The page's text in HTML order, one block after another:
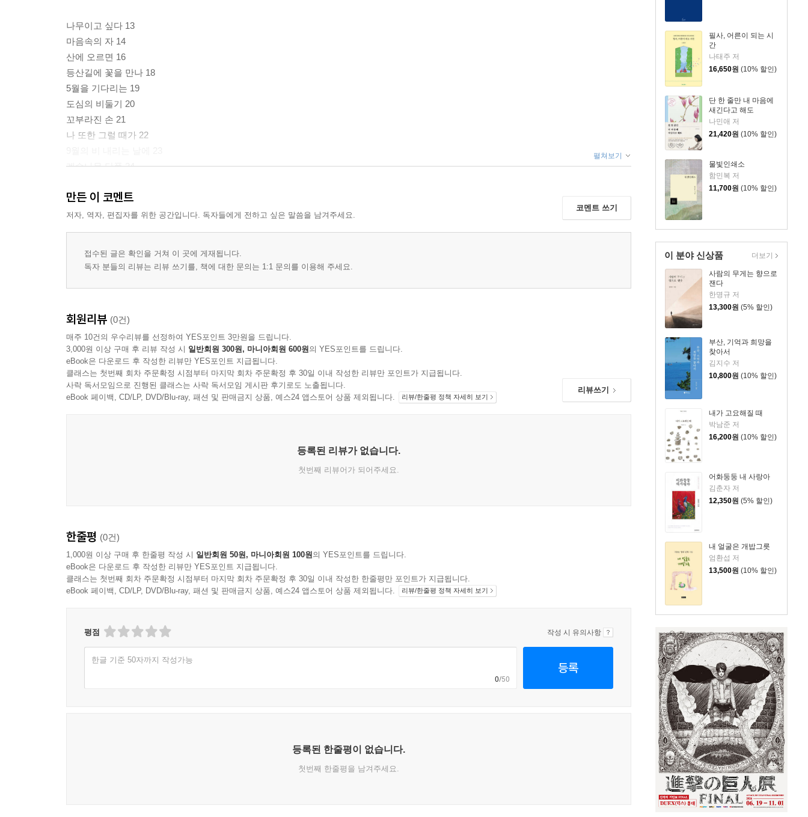
필사, 어른이 되는 시
간
나태주 저
16,650원 (10% 할인)
단 한 줄만 내 마음에
새긴다고 해도
나민애 저
21,420원 (10% 할인)
물빛인쇄소
함민복 저
11,700원 (10% 할인)
이 분야 신상품
사람의 무게는 향으로
잰다
한명규 저
13,300원 (5% 할인)
부산, 기억과 희망을
찾아서
김지수 저
10,800원 (10% 할인)
내가 고요해질 때
박남준 저
16,200원 (10% 할인)
어화둥둥 내 사랑아
김춘자 저
12,350원 (5% 할인)
내 얼굴은 개밥그릇
엄환섭 저
13,500원 (10% 할인)
더보기
나무이고 싶다 13
마음속의 자 14
산에 오르면 16
등산길에 꽃을 만나 18
5월을 기다리는 19
도심의 비둘기 20
꼬부라진 손 21
나 또한 그럴 때가 22
계수나무 단풍 24
나목에 앉은 새 26
호숫가에서 29
봄날 32
민들레 꽃씨 34
숲속에서 35
가을이 오나 봅니다 36
물든 목련 잎 37
움츠린 거미 38
보리와 갈대 40
내 마음의 내 50
가을은 어디 쯤에 51
때론 하늘, 바다를 보고 싶다 52
위기 다음 기회 54
줄 57
억지 감투 58
지하철 속에서 59
펼쳐보기
만든 이 코멘트
저자, 역자, 편집자를 위한 공간입니다. 독자들에게 전하고 싶은 말씀을 남겨주세요.
코멘트 쓰기
접수된 글은 확인을 거쳐 이 곳에 게재됩니다.
독자 분들의 리뷰는 리뷰 쓰기를, 책에 대한 문의는 1:1 문의를 이용해 주세요.
회원리뷰 (0건)
매주 10건의 우수리뷰를 선정하여 YES포인트 3만원을 드립니다.
3,000원 이상 구매 후 리뷰 작성 시 일반회원 300원, 마니아회원 600원의 YES포인트를 드립니다.
eBook은 다운로드 후 작성한 리뷰만 YES포인트 지급됩니다.
클래스는 첫번째 회차 주문확정 시점부터 마지막 회차 주문확정 후 30일 이내 작성한 리뷰만 포인트가 지급됩니다.
사락 독서모임으로 진행된 클래스는 사락 독서모임 게시판 후기로도 노출됩니다.
eBook 페이백, CD/LP, DVD/Blu-ray, 패션 및 판매금지 상품, 예스24 앱스토어 상품 제외됩니다.
리뷰/한줄평 정책 자세히 보기
리뷰쓰기
등록된 리뷰가 없습니다.
첫번째 리뷰어가 되어주세요.
한줄평 (0건)
1,000원 이상 구매 후 한줄평 작성 시 일반회원 50원, 마니아회원 100원의 YES포인트를 드립니다.
eBook은 다운로드 후 작성한 리뷰만 YES포인트 지급됩니다.
클래스는 첫번째 회차 주문확정 시점부터 마지막 회차 주문확정 후 30일 이내 작성한 한줄평만 포인트가 지급됩니다.
eBook 페이백, CD/LP, DVD/Blu-ray, 패션 및 판매금지 상품, 예스24 앱스토어 상품 제외됩니다.
리뷰/한줄평 정책 자세히 보기
평점 작성 시 유의사항
한글 기준 50자까지 작성가능
0/50
등록
등록된 한줄평이 없습니다.
첫번째 한줄평을 남겨주세요.